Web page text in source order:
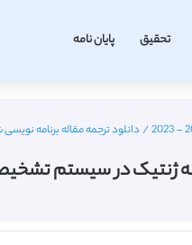
تحقیق پایان نامه
/ دانلود ترجمه مقاله برنامه
ژنتیک در سیستم